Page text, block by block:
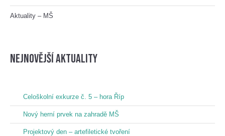
Aktuality – MŠ
nejnovější aktuality
Celoškolní exkurze č. 5 – hora Říp
Nový herní prvek na zahradě MŠ
Projektový den – artefiletické tvoření